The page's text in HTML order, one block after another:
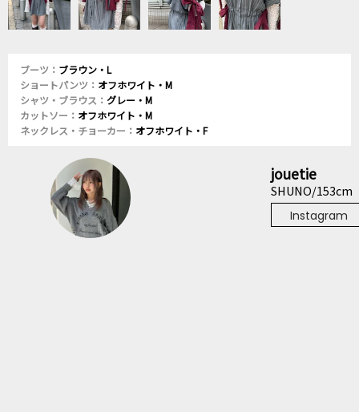
ブーツ： ブラウン・L
ショートパンツ： オフホワイト・M
シャツ・ブラウス： グレー・M
カットソー： オフホワイト・M
ネックレス・チョーカー： オフホワイト・F
jouetie
SHUNO/153cm
Instagram